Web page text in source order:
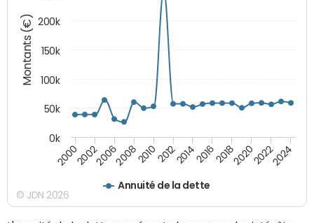
Montants (€)
Annuité de la dette
200020022006200820102012201420162018202020222024
0k
50k
100k
150k
200k
© JDN 2026